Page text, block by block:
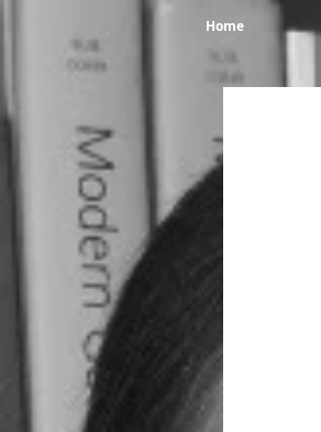
Home